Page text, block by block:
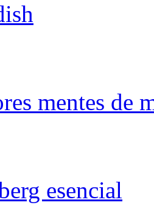
mentes de
esencial